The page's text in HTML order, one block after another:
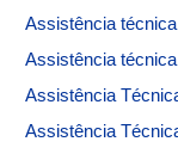
Assistência
Assistência
Assistência
Assistência